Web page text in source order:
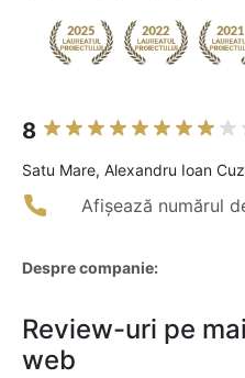
8
Satu Mare, Alexandru Ioan
Afișează numărul
Despre companie:
Review-uri pe
web